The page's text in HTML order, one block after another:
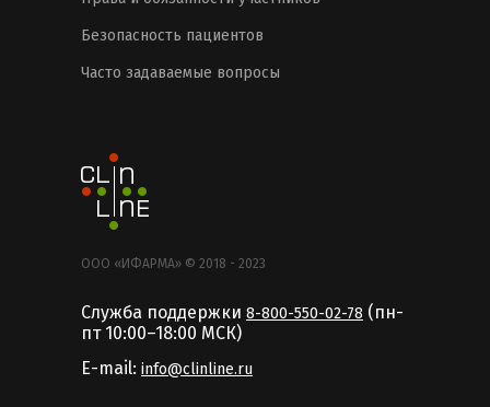
Безопасность пациентов
Часто задаваемые вопросы
ООО «ИФАРМА» © 2018 - 2023
Служба поддержки 8-800-550-02-78 (пн-
пт 10:00–18:00 MCК)
E-mail: info@clinline.ru